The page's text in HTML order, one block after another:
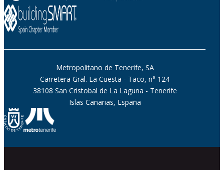
Metropolitano de Tenerife, SA
Carretera Gral. La Cuesta - Taco, n° 124
38108 San Cristobal de La Laguna - Tenerife
Islas Canarias, España